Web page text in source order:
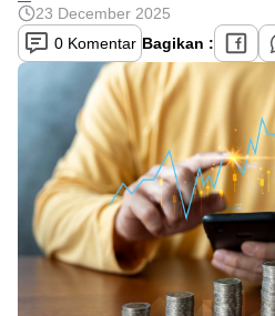
23 December 2025
0 Komentar Bagikan :